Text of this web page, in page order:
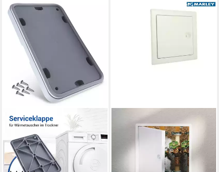
VIOKS
Revisionsklappe
Gehäuseklappe Ersatz für
Bosch 00646776, für
Wärmetauscher in Trockner
MARLEY DEUTSCHLAND GMBH
Wandfliese Revisionstür weiß
beschichtet 150x150mm,
Aluminium 0x0,
Klappendeckel aushängbar,